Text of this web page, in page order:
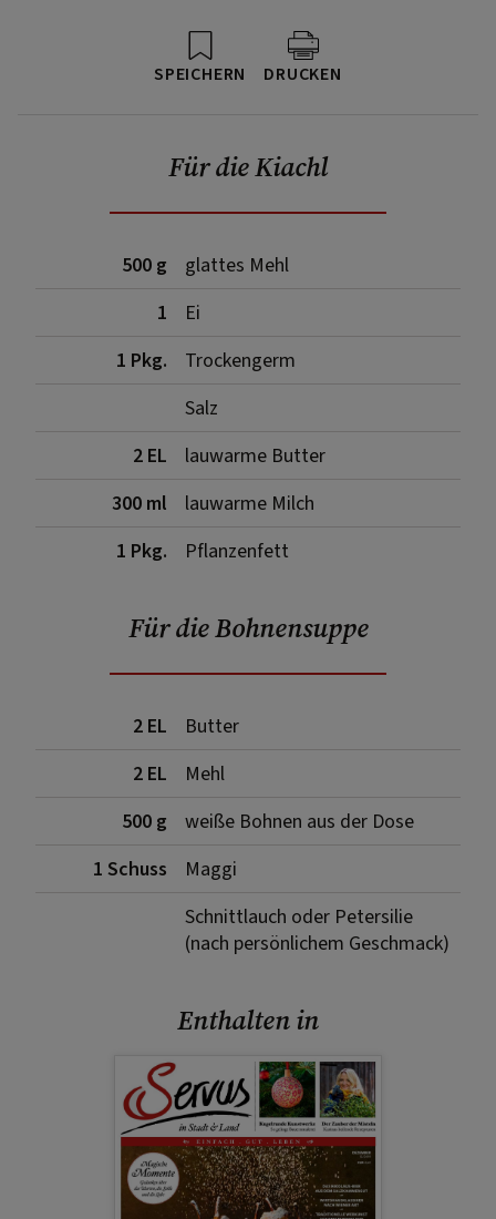
SPEICHERN DRUCKEN
Für die Kiachl
500 g
glattes Mehl
1
Ei
1 Pkg.
Trockengerm
Salz
2 EL
lauwarme Butter
300 ml
lauwarme Milch
1 Pkg.
Pflanzenfett
Für die Bohnensuppe
2 EL
Butter
2 EL
Mehl
500 g
weiße Bohnen aus der Dose
1 Schuss
Maggi
Schnittlauch oder Petersilie
(nach persönlichem Geschmack)
Enthalten in